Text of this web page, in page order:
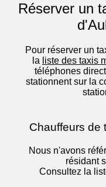
Réserver un
Pour réserver un
la liste des taxis
téléphones
stationnent sur la
Chauffeurs de
Nous n'avons
résidant
Consultez la